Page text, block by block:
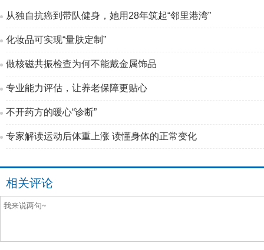
从独自抗癌到带队健身，她用28年筑起“邻里港湾”
化妆品可实现“量肤定制”
做核磁共振检查为何不能戴金属饰品
专业能力评估，让养老保障更贴心
不开药方的暖心“诊断”
专家解读运动后体重上涨 读懂身体的正常变化
相关评论